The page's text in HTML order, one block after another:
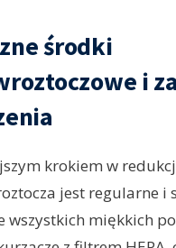
środki
i
krokiem w
jest regularne i
wszystkich miękkich